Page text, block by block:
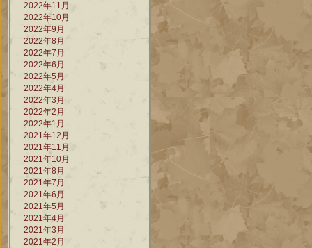
2022年11月
2022年10月
2022年9月
2022年8月
2022年7月
2022年6月
2022年5月
2022年4月
2022年3月
2022年2月
2022年1月
2021年12月
2021年11月
2021年10月
2021年8月
2021年7月
2021年6月
2021年5月
2021年4月
2021年3月
2021年2月